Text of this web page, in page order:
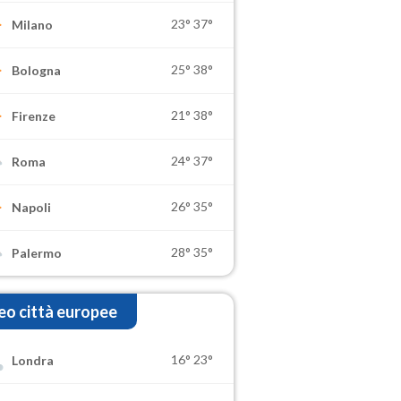
Milano 23° 37°
Bologna 25° 38°
Firenze 21° 38°
Roma 24° 37°
Napoli 26° 35°
Palermo 28° 35°
città europee
Londra 16° 23°